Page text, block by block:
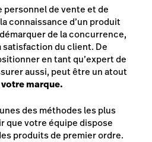
de vente et de
connaissance d’un produit
de la concurrence,
du client. De
en tant qu’expert de
aussi, peut être un atout
marque.
des méthodes les plus
que votre équipe dispose
produits de premier ordre.